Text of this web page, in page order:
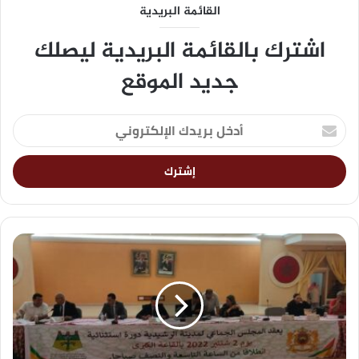
القائمة البريدية
اشترك بالقائمة البريدية ليصلك
جديد الموقع